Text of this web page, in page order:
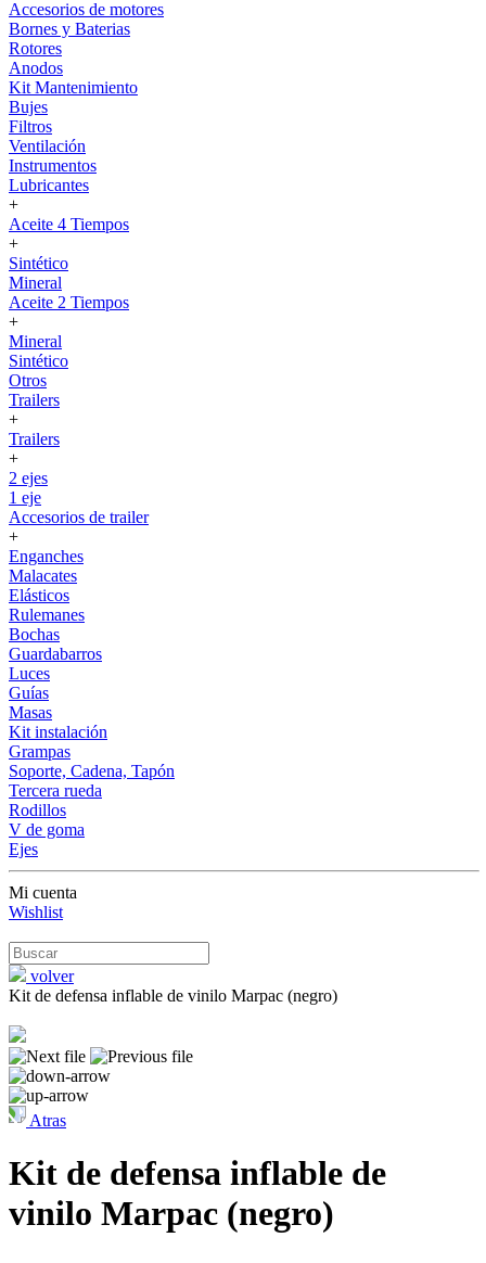
Accesorios de motores
Bornes y Baterias
Rotores
Anodos
Kit Mantenimiento
Bujes
Filtros
Ventilación
Instrumentos
Lubricantes
+
Aceite 4 Tiempos
+
Sintético
Mineral
Aceite 2 Tiempos
+
Mineral
Sintético
Otros
Trailers
+
Trailers
+
2 ejes
1 eje
Accesorios de trailer
+
Enganches
Malacates
Elásticos
Rulemanes
Bochas
Guardabarros
Luces
Guías
Masas
Kit instalación
Grampas
Soporte, Cadena, Tapón
Tercera rueda
Rodillos
V de goma
Ejes
Mi cuenta
Wishlist
volver
Kit de defensa inflable de vinilo Marpac (negro)
Atras
Kit de defensa inflable de
vinilo Marpac (negro)